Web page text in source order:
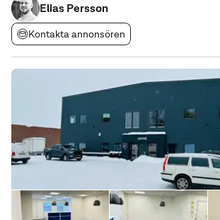
arbetsplats. Här får du en ljus och trivsam miljö
Elias Persson
Kontakta annonsören